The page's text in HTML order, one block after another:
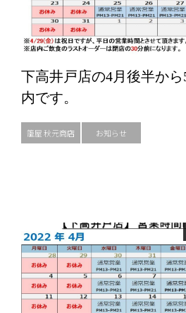
下高井戸店の4月後半か
内です。
籠屋 秋元商店 お知らせ